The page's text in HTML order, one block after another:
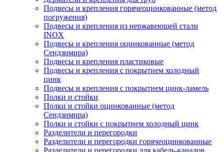
Подвесы и крепления горячеоцинкованные (метод
погружения)
Подвесы и крепления из нержавеющей стали
INOX
Подвесы и крепления оцинкованные (метод
Сендзимира)
Подвесы и крепления пластиковые
Подвесы и крепления с покрытием холодный
цинк
Подвесы и крепления с покрытием цинк-ламель
Полки и стойки
Полки и стойки оцинкованные (метод
Сендзимира)
Полки и стойки с покрытием холодный цинк
Разделители и перегородки
Разделители и перегородки горячеоцинкованные
Разделители и перегородки для кабель-каналов